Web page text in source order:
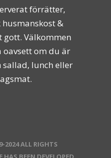
förrätter,
&
gott. Välkommen
om du är
sallad, lunch eller
2024 ALL RIGHTS